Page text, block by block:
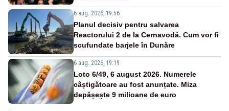
6 aug. 2026, 19:56
Planul decisiv pentru salvarea
Reactorului 2 de la Cernavodă. Cum vor fi
scufundate barjele în Dunăre
6 aug. 2026, 19:19
Loto 6/49, 6 august 2026. Numerele
câștigătoare au fost anunțate. Miza
depășește 9 milioane de euro